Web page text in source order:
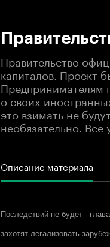
Правительство
капиталов. Проект
Предпринимателям
о своих
это взимать не
необязательно.
Описание материала
Последствий не будет -
захотят легализовать